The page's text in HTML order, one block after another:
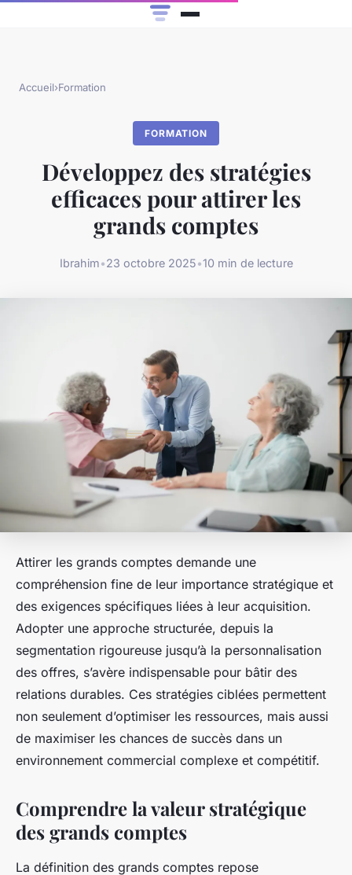
Accueil›Formation
FORMATION
Développez des stratégies
efficaces pour attirer les
grands comptes
Ibrahim•23 octobre 2025•10 min de lecture
Attirer les grands comptes demande une
compréhension fine de leur importance stratégique et
des exigences spécifiques liées à leur acquisition.
Adopter une approche structurée, depuis la
segmentation rigoureuse jusqu’à la personnalisation
des offres, s’avère indispensable pour bâtir des
relations durables. Ces stratégies ciblées permettent
non seulement d’optimiser les ressources, mais aussi
de maximiser les chances de succès dans un
environnement commercial complexe et compétitif.
Comprendre la valeur stratégique
des grands comptes
La définition des grands comptes repose